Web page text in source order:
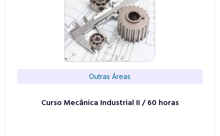
Outras Áreas
Curso Mecânica Industrial II / 60 horas